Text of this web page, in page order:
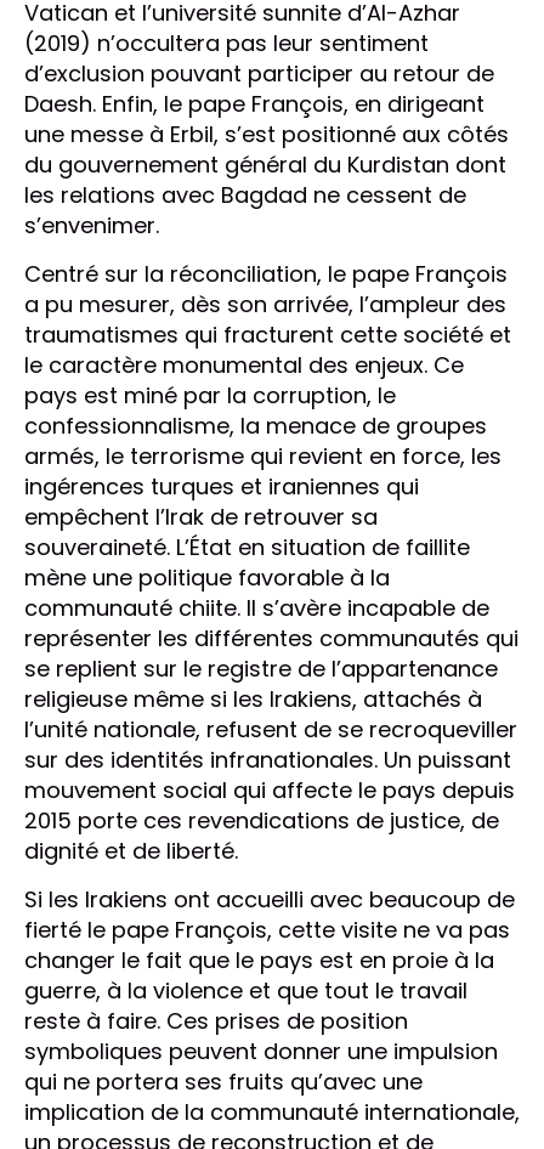
Vatican et l’université sunnite d’Al-Azhar
(2019) n’occultera pas leur sentiment
d’exclusion pouvant participer au retour de
Daesh. Enfin, le pape François, en dirigeant
une messe à Erbil, s’est positionné aux côtés
du gouvernement général du Kurdistan dont
les relations avec Bagdad ne cessent de
s’envenimer.
Centré sur la réconciliation, le pape François
a pu mesurer, dès son arrivée, l’ampleur des
traumatismes qui fracturent cette société et
le caractère monumental des enjeux. Ce
pays est miné par la corruption, le
confessionnalisme, la menace de groupes
armés, le terrorisme qui revient en force, les
ingérences turques et iraniennes qui
empêchent l’Irak de retrouver sa
souveraineté. L’État en situation de faillite
mène une politique favorable à la
communauté chiite. Il s’avère incapable de
représenter les différentes communautés qui
se replient sur le registre de l’appartenance
religieuse même si les Irakiens, attachés à
l’unité nationale, refusent de se recroqueviller
sur des identités infranationales. Un puissant
mouvement social qui affecte le pays depuis
2015 porte ces revendications de justice, de
dignité et de liberté.
Si les Irakiens ont accueilli avec beaucoup de
fierté le pape François, cette visite ne va pas
changer le fait que le pays est en proie à la
guerre, à la violence et que tout le travail
reste à faire. Ces prises de position
symboliques peuvent donner une impulsion
qui ne portera ses fruits qu’avec une
implication de la communauté internationale,
un processus de reconstruction et de